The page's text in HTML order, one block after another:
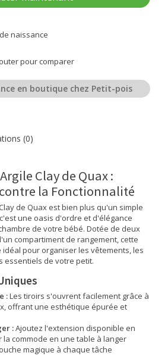
naissance
pour comparer
en boutique chez Petit-pois
(0)
Clay de Quax :
la Fonctionnalité
de Quax est bien plus qu'un simple
une oasis d'ordre et d'élégance
de votre bébé. Dotée de deux
compartiment de rangement, cette
pour organiser les vêtements, les
essentiels de votre petit.
:Les tiroirs s'ouvrent facilement grâce à
offrant une esthétique épurée et
:Ajoutez l'extension disponible en
commode en une table à langer
magique à chaque tâche